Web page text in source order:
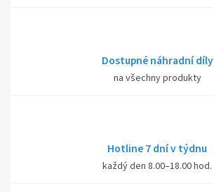
Dostupné náhradní díly
na všechny produkty
Hotline 7 dní v týdnu
každý den 8.00–18.00 hod.